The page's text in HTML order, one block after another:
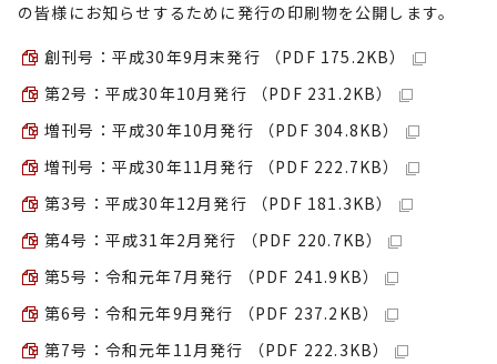
の皆様にお知らせするために発行の印刷物を公開します。
創刊号：平成30年9月末発行 （PDF 175.2KB）
第2号：平成30年10月発行 （PDF 231.2KB）
増刊号：平成30年10月発行 （PDF 304.8KB）
増刊号：平成30年11月発行 （PDF 222.7KB）
第3号：平成30年12月発行 （PDF 181.3KB）
第4号：平成31年2月発行 （PDF 220.7KB）
第5号：令和元年7月発行 （PDF 241.9KB）
第6号：令和元年9月発行 （PDF 237.2KB）
第7号：令和元年11月発行 （PDF 222.3KB）